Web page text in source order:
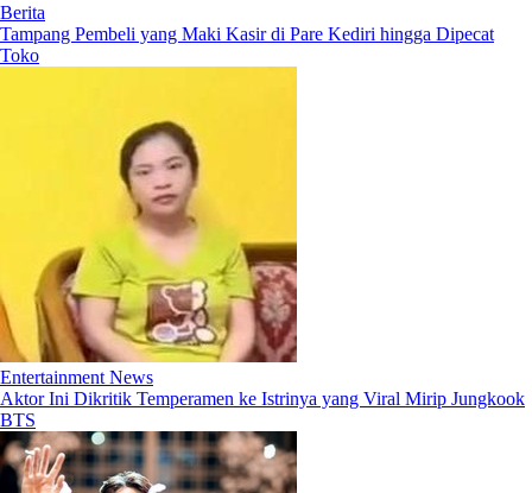
Berita
Tampang Pembeli yang Maki Kasir di Pare Kediri hingga Dipecat
Toko
Entertainment News
Aktor Ini Dikritik Temperamen ke Istrinya yang Viral Mirip Jungkook
BTS